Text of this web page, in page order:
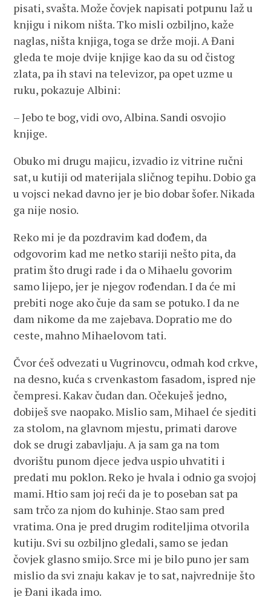
pisati, svašta. Može čovjek napisati potpunu laž u
knjigu i nikom ništa. Tko misli ozbiljno, kaže
naglas, ništa knjiga, toga se drže moji. A Đani
gleda te moje dvije knjige kao da su od čistog
zlata, pa ih stavi na televizor, pa opet uzme u
ruku, pokazuje Albini:
– Jebo te bog, vidi ovo, Albina. Sandi osvojio
knjige.
Obuko mi drugu majicu, izvadio iz vitrine ručni
sat, u kutiji od materijala sličnog tepihu. Dobio ga
u vojsci nekad davno jer je bio dobar šofer. Nikada
ga nije nosio.
Reko mi je da pozdravim kad dođem, da
odgovorim kad me netko stariji nešto pita, da
pratim što drugi rade i da o Mihaelu govorim
samo lijepo, jer je njegov rođendan. I da će mi
prebiti noge ako čuje da sam se potuko. I da ne
dam nikome da me zajebava. Dopratio me do
ceste, mahno Mihaelovom tati.
Čvor ćeš odvezati u Vugrinovcu, odmah kod crkve,
na desno, kuća s crvenkastom fasadom, ispred nje
čempresi. Kakav čudan dan. Očekuješ jedno,
dobiješ sve naopako. Mislio sam, Mihael će sjediti
za stolom, na glavnom mjestu, primati darove
dok se drugi zabavljaju. A ja sam ga na tom
dvorištu punom djece jedva uspio uhvatiti i
predati mu poklon. Reko je hvala i odnio ga svojoj
mami. Htio sam joj reći da je to poseban sat pa
sam trčo za njom do kuhinje. Stao sam pred
vratima. Ona je pred drugim roditeljima otvorila
kutiju. Svi su ozbiljno gledali, samo se jedan
čovjek glasno smijo. Srce mi je bilo puno jer sam
mislio da svi znaju kakav je to sat, najvrednije što
je Đani ikada imo.